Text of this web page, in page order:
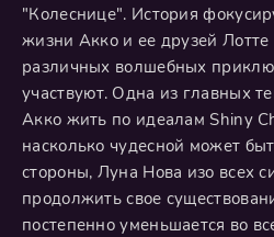
"Колеснице". История
жизни Акко и ее друзей
различных волшебных
участвуют. Одна из главных
Акко жить по идеалам Shiny
насколько чудесной может
стороны, Луна Нова изо всех
продолжить свое
постепенно уменьшается во